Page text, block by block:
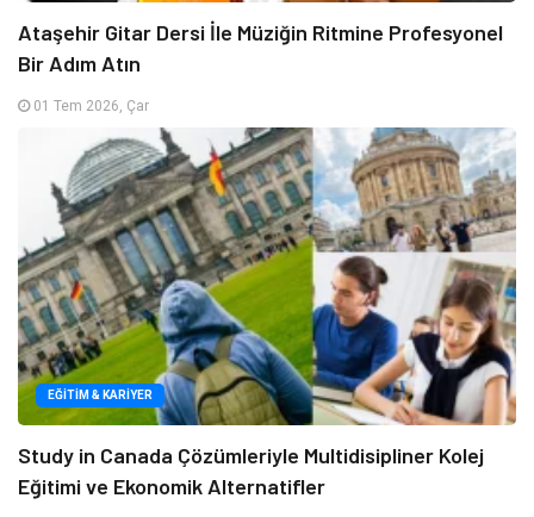
Ataşehir Gitar Dersi İle Müziğin Ritmine Profesyonel
Bir Adım Atın
01 Tem 2026, Çar
EĞITIM & KARIYER
Study in Canada Çözümleriyle Multidisipliner Kolej
Eğitimi ve Ekonomik Alternatifler